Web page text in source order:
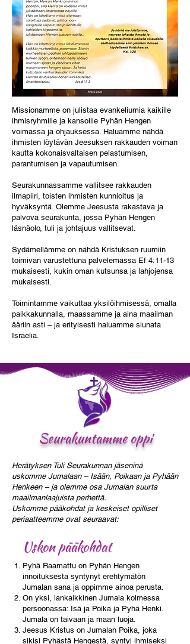
Missionamme on julistaa evankeliumia kaikille
ihmisryhmille ja kansoille Pyhän Hengen
voimassa ja ohjauksessa. Haluamme nähdä
ihmisten löytävän Jeesuksen rakkauden voiman
kautta kokonaisvaltaisen pelastumisen,
parantumisen ja vapautumisen.
Seurakunnassamme vallitsee rakkauden
ilmapiiri, toisten ihmisten kunnioitus ja
hyväksyntä. Olemme Jeesusta rakastava ja
palvova seurakunta, jossa Pyhän Hengen
läsnäolo, tuli ja johtajuus vallitsevat.
Sydämellämme on nähdä Kristuksen ruumiin
toimivan varustettuna palvelemassa Ef 4:11-13
mukaisesti, kukin oman kutsunsa ja lahjojensa
mukaisesti.
Toimintamme vaikuttaa yksilöihmisessä, omalla
paikkakunnalla, maassamme ja aina maailman
ääriin asti – ja erityisesti haluamme siunata
Israelia.
Seurakuntamme oppi
Herätyksen Tuli Seurakunnan jäseninä
uskomme Jumalaan – Isään, Poikaan ja Pyhään
Henkeen – ja olemme osa Jumalan suurta
maailmanlaajuista perhettä.
Uskomme pääkohdat ja keskeiset opilliset
periaatteemme ovat seuraavat:
Uskon pääkohdat
Pyhä Raamattu on Pyhän Hengen
innoituksesta syntynyt erehtymätön
Jumalan sana ja oppimme ainoa perusta.
On yksi, iankaikkinen Jumala kolmessa
persoonassa: Isä ja Poika ja Pyhä Henki.
Jumala on taivaan ja maan luoja.
Jeesus Kristus on Jumalan Poika, joka
sikisi Pyhästä Hengestä, syntyi ihmiseksi